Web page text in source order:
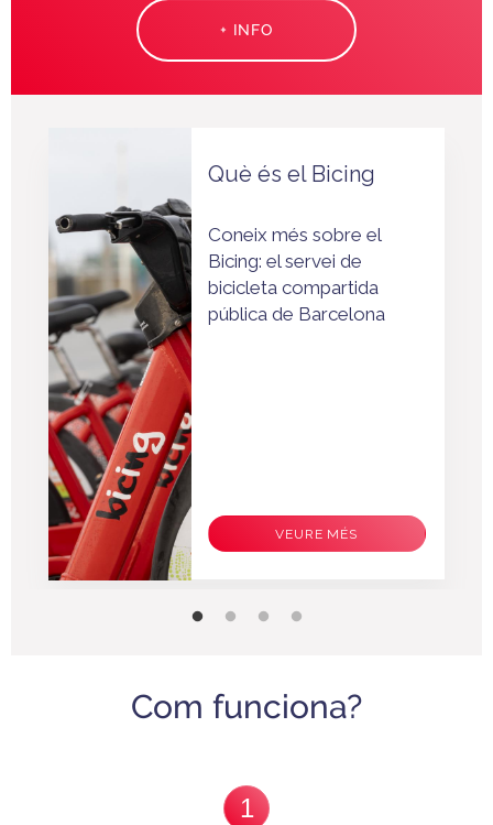
+ INFO
Què és el Bicing
Coneix més sobre el
Bicing: el servei de
bicicleta compartida
pública de Barcelona
VEURE MÉS
Com funciona?
1